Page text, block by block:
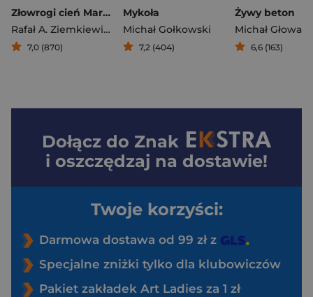
Złowrogi cień Marszałka
Rafał A. Ziemkiewicz
7,0 (870)
Mykoła
Michał Gołkowski
7,2 (404)
Żywy beton
Michał Głowacz
6,6 (163)
Dołącz do Znak
i oszczędzaj na dostawie!
Twoje korzyści:
Darmowa dostawa od 99 zł z
Specjalne zniżki tylko dla klubowiczów
Pakiet zakładek Art Ladies za 1 zł